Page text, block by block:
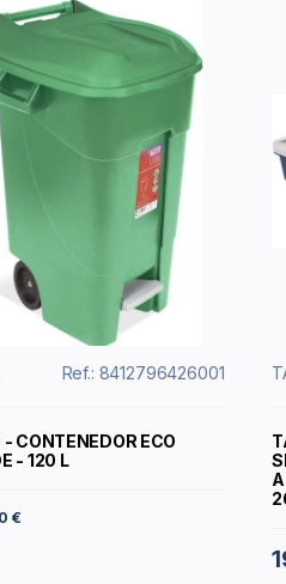
Ref.: 8412796426001
- CONTENEDOR ECO
- 120 L
€